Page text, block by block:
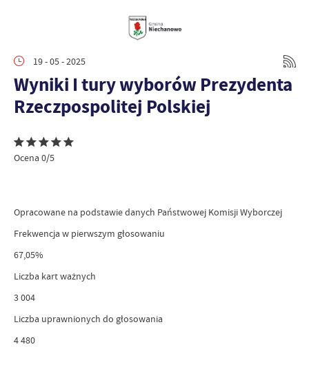
19 - 05 - 2025
Wyniki I tury wyborów Prezydenta
Rzeczpospolitej Polskiej
Ocena 0/5
Opracowane na podstawie danych Państwowej Komisji Wyborczej
Frekwencja w pierwszym głosowaniu
67,05%
Liczba kart ważnych
3 004
Liczba uprawnionych do głosowania
4 480